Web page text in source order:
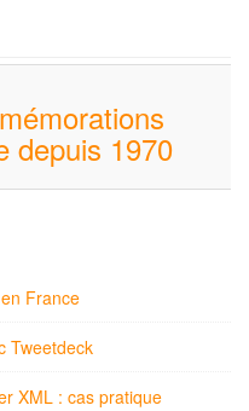
depuis 1970
France
Tweetdeck
XML : cas pratique